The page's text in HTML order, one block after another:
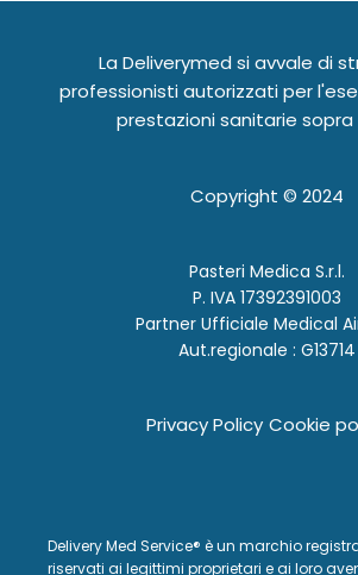
La Deliverymed si avvale di
professionisti autorizzati per
prestazioni sanitarie
Copyright © 2024
Pasteri Medica S.r.l.
P. IVA 17392391003
Partner Ufficiale Medical
Aut.regionale : G13714
Privacy Policy Cookie
Delivery Med Service® è un marchio
riservati ai legittimi proprietari e ai loro